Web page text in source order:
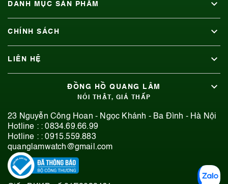
DANH MỤC SẢN PHẨM
CHÍNH SÁCH
LIÊN HỆ
ĐỒNG HỒ QUANG LÂM
NÓI THẬT, GIÁ THẤP
23 Nguyễn Công Hoan - Ngọc Khánh - Ba Đình - Hà Nội
Hotline : :0834.69.66.99
Hotline : :0915.559.883
quanglamwatch@gmail.com